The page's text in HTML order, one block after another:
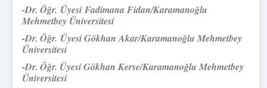
-Dr. Öğr. Üyesi Fadimana Fidan/Karamanoğlu
Mehmetbey Üniversitesi
-Dr. Öğr. Üyesi Gökhan Akar/Karamanoğlu Mehmetbey
Üniversitesi
-Dr. Öğr. Üyesi Gökhan Kerse/Karamanoğlu Mehmetbey
Üniversitesi